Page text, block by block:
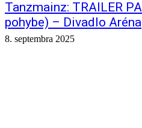
Tanzmainz: TRAILER
pohybe) – Divadlo Aréna
8. septembra 2025